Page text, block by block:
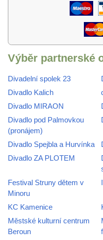
Výběr partnerské
Divadelní spolek 23
Divadlo Kalich
Divadlo MIRAON
Divadlo pod Palmovkou
(pronájem)
Divadlo Spejbla a Hurvínka
Divadlo ZA PLOTEM
Festival Struny dětem v
Minoru
KC Kamenice
Městské kulturní centrum
Beroun